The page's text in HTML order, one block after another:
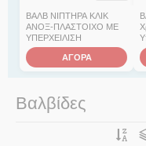
ΒΑΛΒ ΝΙΠΤΗΡΑ ΚΛΙΚ
ΑΝΟΞ-ΠΛΑΣΤΟΙΧΟ ΜΕ
ΥΠΕΡΧΕΙΛΙΣΗ
ΑΓΟΡΑ
Βαλβίδες